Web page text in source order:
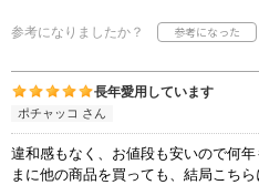
参考になりましたか？
長年愛用しています
ポチャッコ さん
違和感もなく、お値段も安いので何
まに他の商品を買っても、結局こちら